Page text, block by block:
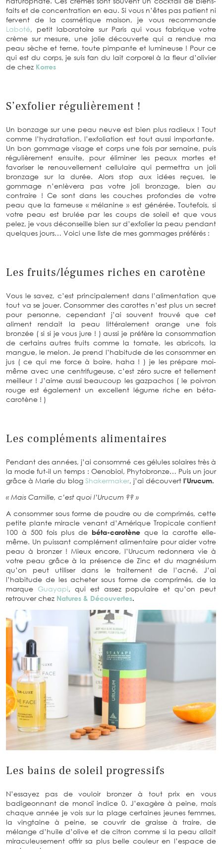
faits et de concentration en eau. Si vous n’êtes pas patient ni
fervent de la cosmétique maison, je vous recommande
Laboté, petit laboratoire sur Paris qui vous fabrique votre
crème sur mesure, une jolie découverte qui a rendue ma
peau sèche et terne, toute pimpante et lumineuse ! Pour ce
qui est du corps, je suis fan du lait corporel à la fleur d’olivier
de chez Korres
S’exfolier régulièrement !
Un bonzage sur une peau neuve est bien plus radieux ! Tout
comme l’hydratation, l’exfoliation est tout aussi importante.
Un bon gommage visage et corps une fois par semaine, puis
régulièrement ensuite, pour éliminer les peaux mortes et
favoriser le renouvellement cellulaire qui permettra un joli
bronzage sur la durée. Alors stop aux idées reçues, le
gommage n’enlèvera pas votre joli bronzage, bien au
contraire ! Ce sont dans les couches profondes de votre
peau que la fameuse « mélanine » est générée. Toutefois, si
votre peau est brulée par les coups de soleil et que vous
pelez, je vous déconseille bien sur d’exfolier la peau pendant
quelques jours… Voici une liste de mes gommages préférés :
Les fruits/légumes riches en carotène
Vous le savez, c’est principalement dans l’alimentation que
tout va se jouer. Consommer des carottes n’est plus un secret
pour personne, cependant j’ai souvent trouvé que cet
aliment rendait la peau littéralement orange une fois
bronzée ( si si je vous jure ! ) aussi je préfère la consommation
de certains autres fruits comme la tomate, les abricots, la
mangue, le melon. Je prend l’habitude de les consommer en
jus ( ce qui me force à boire, haha ! ) je les prépare moi-
même avec une centrifugeuse, c’est zéro sucre et tellement
meilleur ! J’aime aussi beaucoup les gazpachos ( le poivron
rouge est également un excellent légume riche en béta-
carotène ! )
Les compléments alimentaires
Pendant des années, j’ai consommé ces gélules solaires très à
la mode fut-il un temps : Oenobiol, Phytobronze… Puis un jour
grâce à Marie du blog Shakermaker, j’ai découvert l’Urucum.
« Mais Camille, c’est quoi l’Urucum ?? »
A consommer sous forme de poudre ou de comprimés, cette
petite plante miracle venant d’Amérique Tropicale contient
100 à 500 fois plus de béta-carotène que la carotte elle-
même. Un puissant complément alimentaire pour aider votre
peau à bronzer ! Mieux encore, l’Urucum redonnera vie à
votre peau grâce à la présence de Zinc et du magnésium
qu’on peut utiliser dans le traitement de l’acné. J’ai
l’habitude de les acheter sous forme de comprimés, de la
marque Guayapi, qui est assez populaire et qu’on peut
retrouver chez Natures & Découvertes.
Les bains de soleil progressifs
N’essayez pas de vouloir bronzer à tout prix en vous
badigeonnant de monoï indice 0. J’exagère à peine, mais
chaque année je vois sur la plage certaines jeunes femmes,
la vingtaine à peine, se couvrir de graisse à traire, de
mélange d’huile d’olive et de citron comme si la peau allait
miraculeusement offrir sa plus belle couleur en l’espace de